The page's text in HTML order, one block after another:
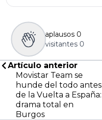
aplausos 0
visitantes 0
Artículo anterior
Movistar Team se
hunde del todo antes
de la Vuelta a España:
drama total en
Burgos